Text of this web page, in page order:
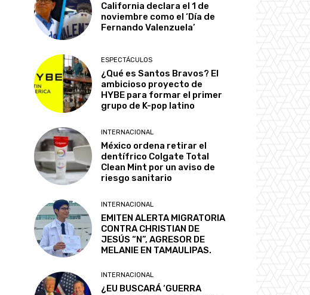
California declara el 1 de
noviembre como el ‘Día de
Fernando Valenzuela’
ESPECTÁCULOS
¿Qué es Santos Bravos? El
ambicioso proyecto de
HYBE para formar el primer
grupo de K-pop latino
INTERNACIONAL
México ordena retirar el
dentífrico Colgate Total
Clean Mint por un aviso de
riesgo sanitario
INTERNACIONAL
EMITEN ALERTA MIGRATORIA
CONTRA CHRISTIAN DE
JESÚS “N”, AGRESOR DE
MELANIE EN TAMAULIPAS.
INTERNACIONAL
¿EU BUSCARÁ ‘GUERRA